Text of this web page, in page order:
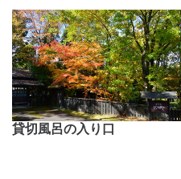
貸切風呂の入り口